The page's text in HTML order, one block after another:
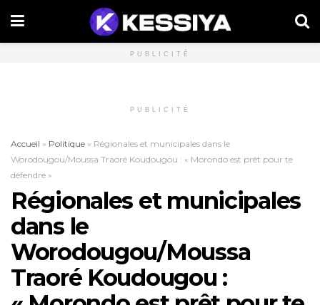
PUBLICITÉ
PUBLICITÉ
Accueil » Politique » Régionales et municipales dans le
Worodougou/Moussa Traoré Koudougou : « Morondo est prêt pour te
défendre »
Régionales et municipales
dans le
Worodougou/Moussa
Traoré Koudougou :